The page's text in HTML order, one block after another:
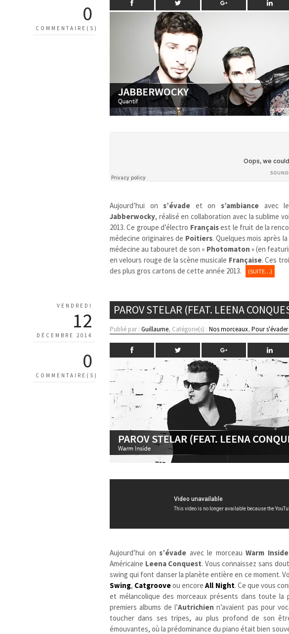
0
COMMENTAIRE(S)
Aujourd’hui ons’évade et ons’ambiance avec
Jabberwocky, réalisé en collaboration avec la sublime
2013. Ce groupe d’électro Françaisest le fruit de la
médecine originaires de Poitiers. Quelques mois après
médecine au tabouret de son « Photomaton » (en
en velours rouge de la scène musicale Française. Ces
des plus gros cartons de cette année 2013.
(SUITE…)
VENDREDI
12
DÉCEMBRE 2014
0
COMMENTAIRE(S)
PAROV STELAR (FEAT. LEENA
Publié par :Guillaume, Catégorie(s) :Nos morceaux,Pour s'évader
Aujourd’hui ons’évade avec le morceauWarm Inside
Américaine Leena Conquest. Vous connaissez sans
swing qui font danser la planète entière en ce moment.
Swing, Catgrooveou encoreAll Night. Ce que vous
et mélancolique des morceaux présents dans toute
premiers albums de l’Autrichien n’avaient pas pour
toucher dans ses tripes, au plus profond de son
émouvantes, où la prédominance du piano était bien